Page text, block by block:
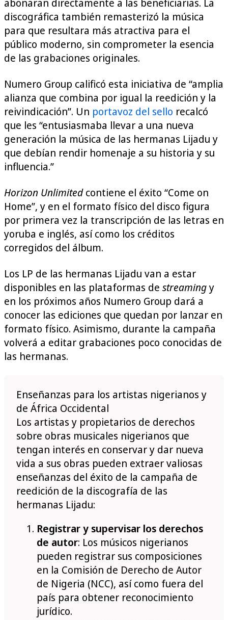
discográfica también remasterizó la música
para que resultara más atractiva para el
público moderno, sin comprometer la esencia
de las grabaciones originales.
Numero Group calificó esta iniciativa de “amplia
alianza que combina por igual la reedición y la
reivindicación”. Un portavoz del sello recalcó
que les “entusiasmaba llevar a una nueva
generación la música de las hermanas Lijadu y
que debían rendir homenaje a su historia y su
influencia.”
Horizon Unlimitedcontiene el éxito “Come on
Home”, y en el formato físico del disco figura
por primera vez la transcripción de las letras en
yoruba e inglés, así como los créditos
corregidos del álbum.
Los LP de las hermanas Lijadu van a estar
disponibles en las plataformas de streamingy
en los próximos años Numero Group dará a
conocer las ediciones que quedan por lanzar en
formato físico. Asimismo, durante la campaña
volverá a editar grabaciones poco conocidas de
las hermanas.
Enseñanzas para los artistas nigerianos y
de África Occidental
Los artistas y propietarios de derechos
sobre obras musicales nigerianos que
tengan interés en conservar y dar nueva
vida a sus obras pueden extraer valiosas
enseñanzas del éxito de la campaña de
reedición de la discografía de las
hermanas Lijadu:
Registrar y supervisar los derechos
de autor: Los músicos nigerianos
pueden registrar sus composiciones
en la Comisión de Derecho de Autor
de Nigeria (NCC), así como fuera del
país para obtener reconocimiento
jurídico.